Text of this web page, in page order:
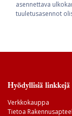
asennettava
tuuletusasennot
Hyödyllisiä linkkejä
Verkkokauppa
Tietoa